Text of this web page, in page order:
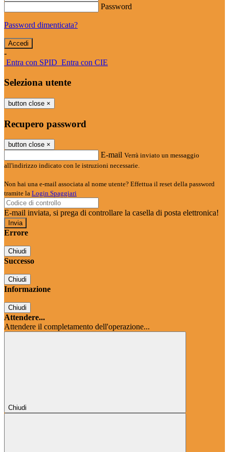
Password
Password dimenticata?
-
Entra con SPID Entra con CIE
Seleziona utente
button close ×
Recupero password
button close ×
E-mail Verrà inviato un messaggio
all'indirizzo indicato con le istruzioni necessarie.
Non hai una e-mail associata al nome utente? Effettua il reset della password
tramite la Login Spaggiari
E-mail inviata, si prega di controllare la casella di posta elettronica!
Errore
Chiudi
Successo
Chiudi
Informazione
Chiudi
Attendere...
Attendere il completamento dell'operazione...
Chiudi